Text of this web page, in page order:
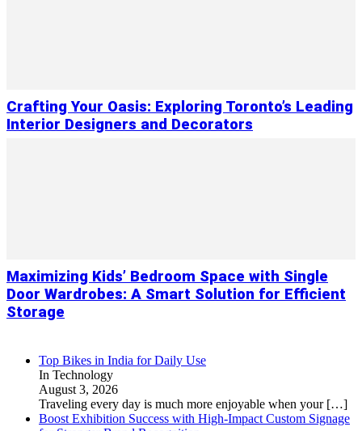
Crafting Your Oasis: Exploring Toronto’s Leading
Interior Designers and Decorators
Maximizing Kids’ Bedroom Space with Single
Door Wardrobes: A Smart Solution for Efficient
Storage
Top Bikes in India for Daily Use
In Technology
August 3, 2026
Traveling every day is much more enjoyable when your […]
Boost Exhibition Success with High-Impact Custom Signage